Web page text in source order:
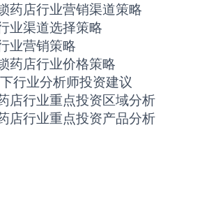
药店行业营销渠道策略
业渠道选择策略
业营销策略
药店行业价格策略
行业分析师投资建议
店行业重点投资区域分析
店行业重点投资产品分析